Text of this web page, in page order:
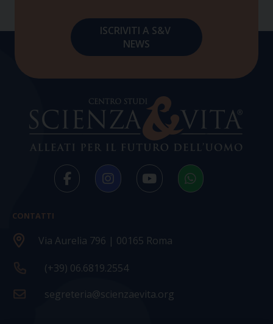
CONTATTI
Via Aurelia 796 | 00165 Roma
(+39) 06.6819.2554
segreteria@scienzaevita.org